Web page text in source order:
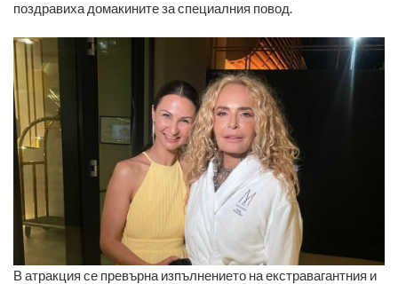
поздравиха домакините за специалния повод.
В атракция се превърна изпълнението на екстравагантния и